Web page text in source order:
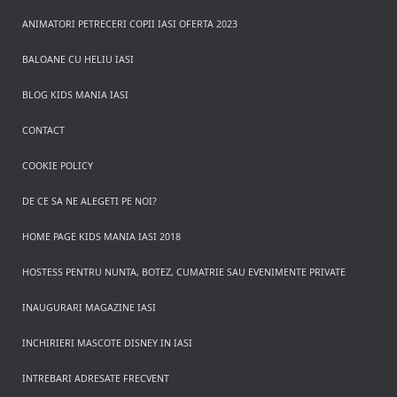
ANIMATORI PETRECERI COPII IASI OFERTA 2023
BALOANE CU HELIU IASI
BLOG KIDS MANIA IASI
CONTACT
COOKIE POLICY
DE CE SA NE ALEGETI PE NOI?
HOME PAGE KIDS MANIA IASI 2018
HOSTESS PENTRU NUNTA, BOTEZ, CUMATRIE SAU EVENIMENTE PRIVATE
INAUGURARI MAGAZINE IASI
INCHIRIERI MASCOTE DISNEY IN IASI
INTREBARI ADRESATE FRECVENT